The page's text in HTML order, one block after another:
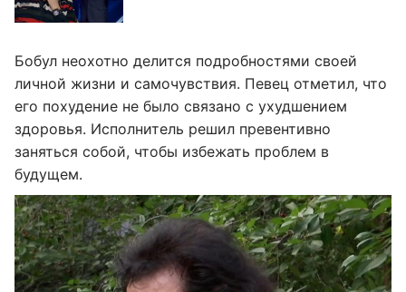
Бобул неохотно делится подробностями своей
личной жизни и самочувствия. Певец отметил, что
его похудение не было связано с ухудшением
здоровья. Исполнитель решил превентивно
заняться собой, чтобы избежать проблем в
будущем.